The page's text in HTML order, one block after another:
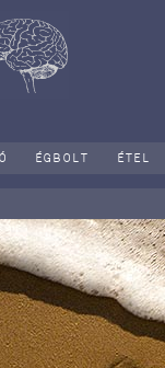
ÉGBOLT ÉTEL